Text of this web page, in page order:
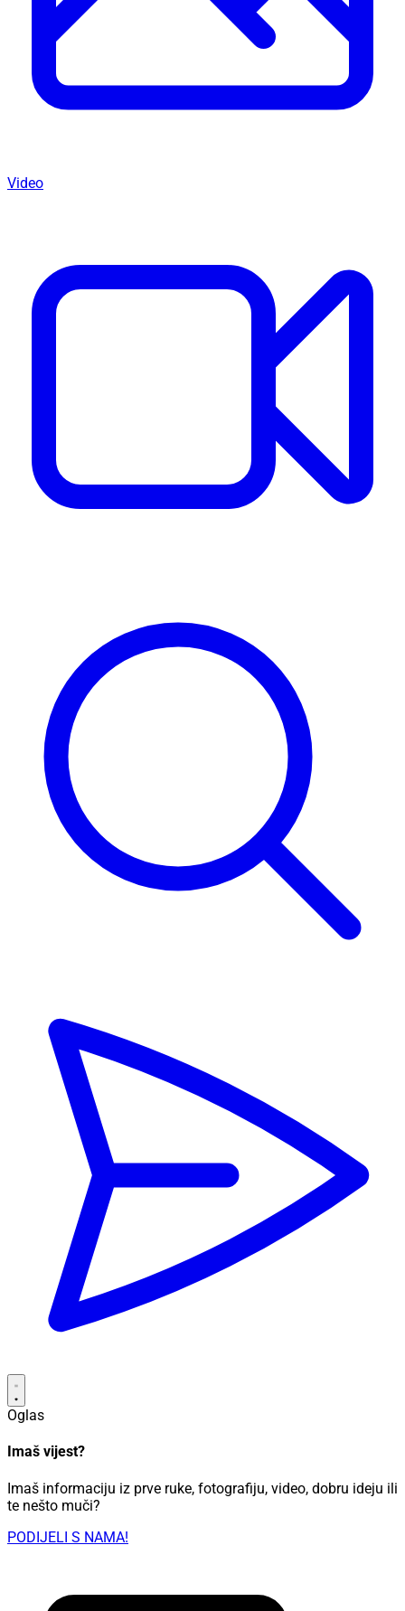
Video
Oglas
Imaš vijest?
Imaš informaciju iz prve ruke, fotografiju, video, dobru ideju ili
te nešto muči?
PODIJELI S NAMA!